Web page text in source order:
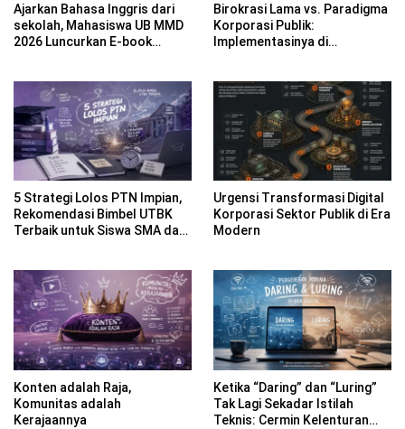
Ajarkan Bahasa Inggris dari
sekolah, Mahasiswa UB MMD
2026 Luncurkan E-book
Sumberngepoh
Birokrasi Lama vs. Paradigma
Korporasi Publik:
Implementasinya di
5 Strategi Lolos PTN Impian,
Rekomendasi Bimbel UTBK
Terbaik untuk Siswa SMA dan
Urgensi Transformasi Digital
Korporasi Sektor Publik di Era
Modern
Konten adalah Raja,
Komunitas adalah
Kerajaannya
Ketika “Daring” dan “Luring”
Tak Lagi Sekadar Istilah
Teknis: Cermin Kelenturan